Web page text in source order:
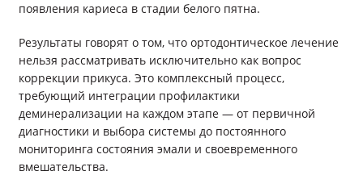
появления кариеса в стадии белого пятна.
Результаты говорят о том, что ортодонтическое лечение
нельзя рассматривать исключительно как вопрос
коррекции прикуса. Это комплексный процесс,
требующий интеграции профилактики
деминерализации на каждом этапе — от первичной
диагностики и выбора системы до постоянного
мониторинга состояния эмали и своевременного
вмешательства.